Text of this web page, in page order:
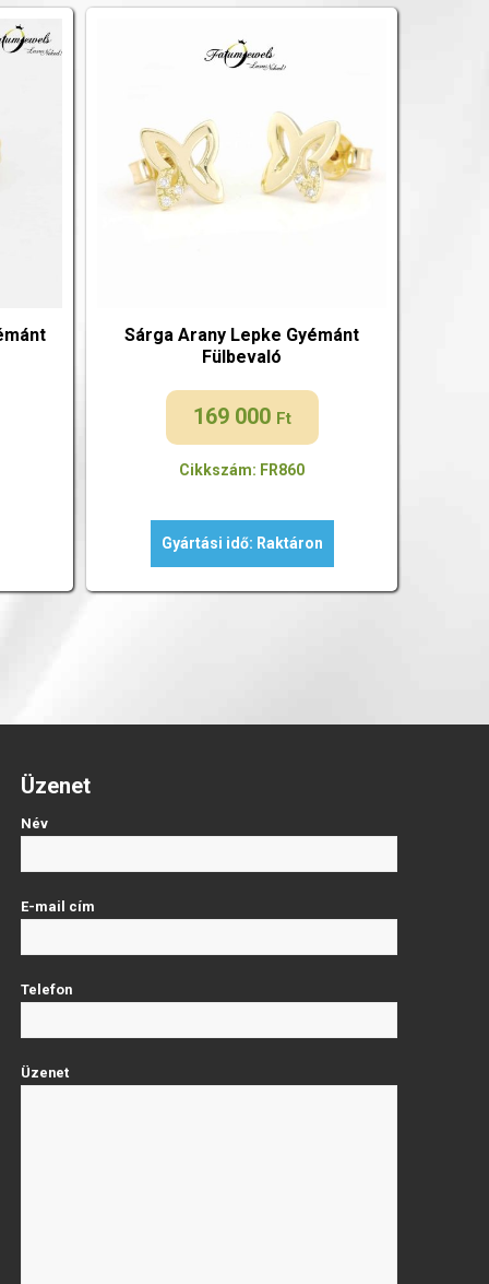
Sárga Arany Lepke Gyémánt
Fülbevaló
169 000 Ft
Cikkszám: FR860
Gyártási idő: Raktáron
Üzenet
Név
E-mail cím
Telefon
Üzenet